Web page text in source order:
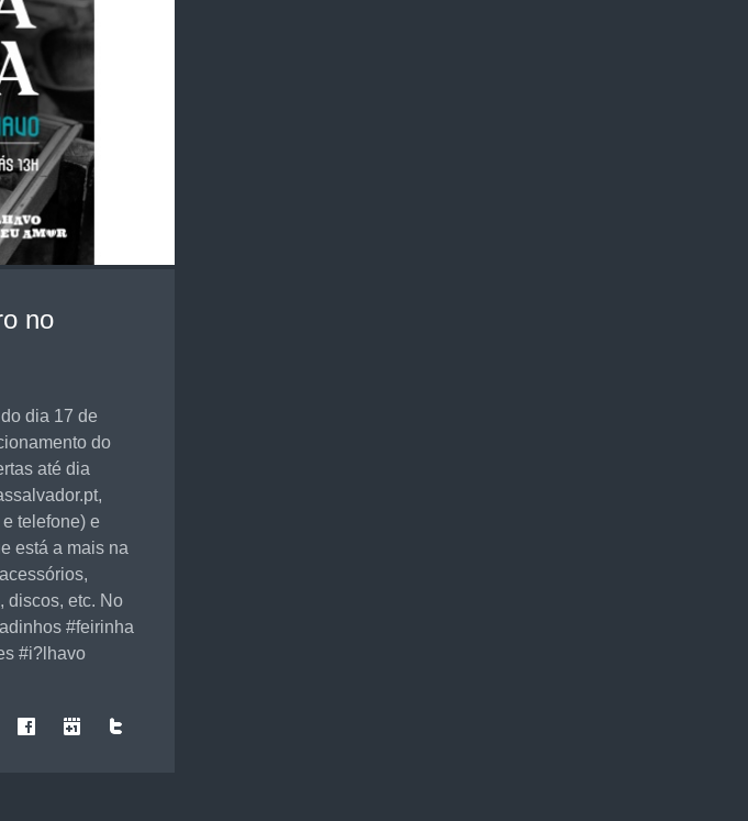
no
dia 17 de
do
até dia
telefone) e
está a mais na
discos, etc. No
#feirinha
#i?lhavo